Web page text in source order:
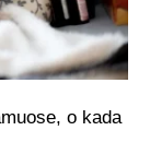
o kada